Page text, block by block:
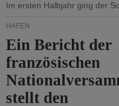
Im ersten Halbjahr ging der
HÄFEN
Ein Bericht der
französischen
stellt den